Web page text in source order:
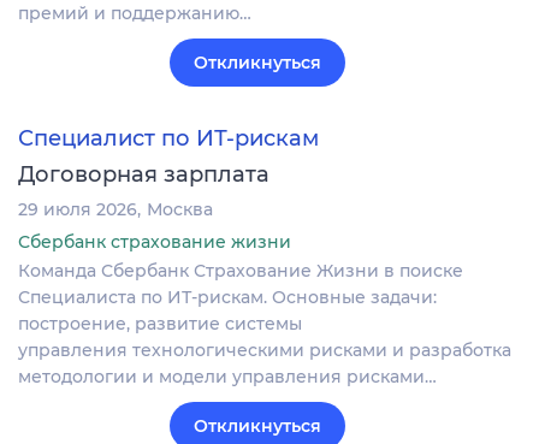
премий и поддержанию…
Откликнуться
Специалист по ИТ-рискам
Договорная зарплата
29 июля 2026 Москва
Сбербанк страхование жизни
Команда Сбербанк Страхование Жизни в поиске
Специалиста по ИТ-рискам. Основные задачи:
построение, развитие системы
управления технологическими рисками и разработка
методологии и модели управления рисками…
Откликнуться